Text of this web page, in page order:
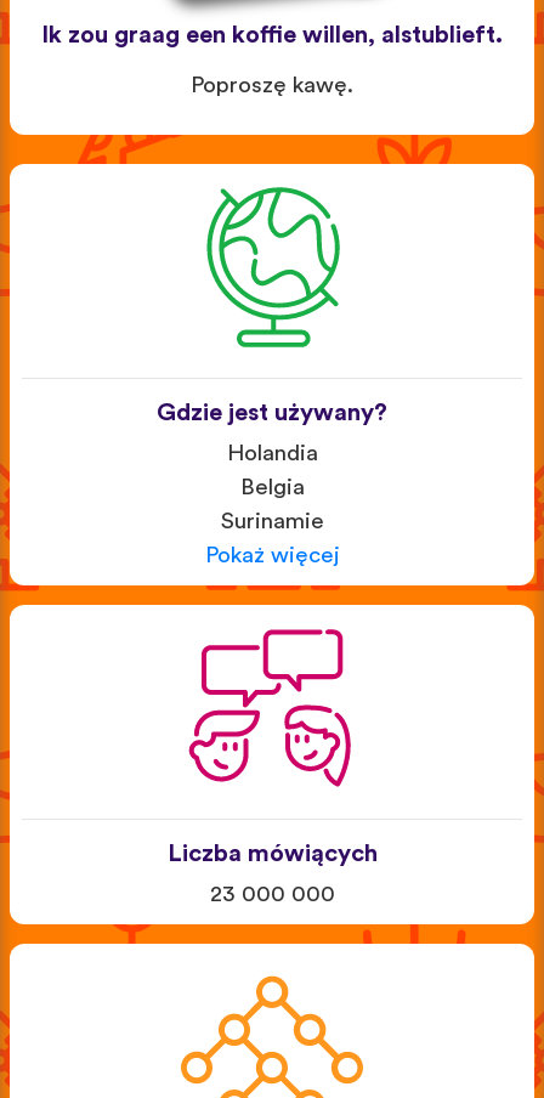
Ik zou graag een koffie willen, alstublieft.
Poproszę kawę.
Gdzie jest używany?
Holandia
Belgia
Surinamie
Pokaż więcej
Liczba mówiących
23 000 000